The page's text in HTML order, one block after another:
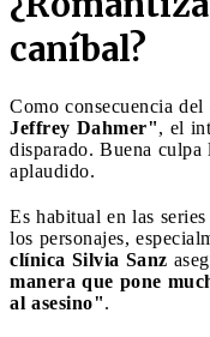
caníbal?
Como consecuencia
Jeffrey Dahmer", el
disparado. Buena
aplaudido.
Es habitual en las
los personajes,
clínica Silvia Sanz
manera que pone
al asesino".